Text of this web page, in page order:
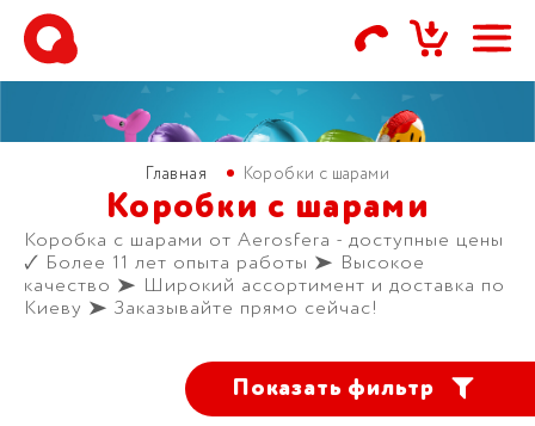
Фильтр
Цена, грн.
Применить
Главная Коробки с шарами
Коробки с шарами
Коробка с шарами от Aerosfera - доступные цены
🗸 Более 11 лет опыта работы ➤ Высокое
качество ➤ Широкий ассортимент и доставка по
Киеву ➤ Заказывайте прямо сейчас!
Показать фильтр